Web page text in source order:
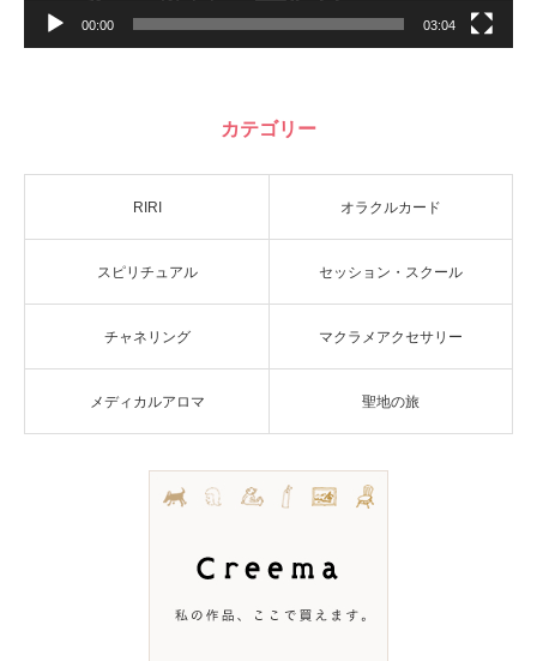
00:00 03:04
カテゴリー
RIRI オラクルカード
スピリチュアル セッション・スクール
チャネリング マクラメアクセサリー
メディカルアロマ 聖地の旅